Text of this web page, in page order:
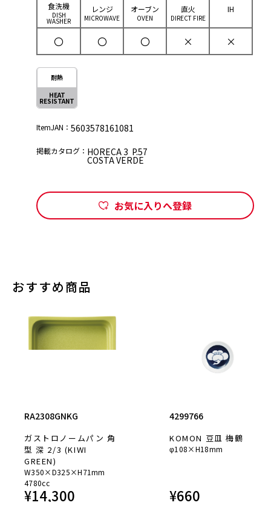
⾷洗機
DISH
WASHER
レンジ
MICROWAVE
オーブン
OVEN
直⽕
DIRECT FIRE
IH
〇 〇 〇 × ×
耐熱
HEAT
RESISTANT
ItemJAN： 5603578161081
掲載カタログ： HORECA 3 P.57
COSTA VERDE
お気に入りへ登録
おすすめ商品
RA2308GNKG
ガストロノームパン 角
型 深 2/3 (KIWI
GREEN)
W350×D325×H71mm
4780cc
¥14,300
4299766
KOMON 豆皿 梅鶴
φ108×H18mm
¥660